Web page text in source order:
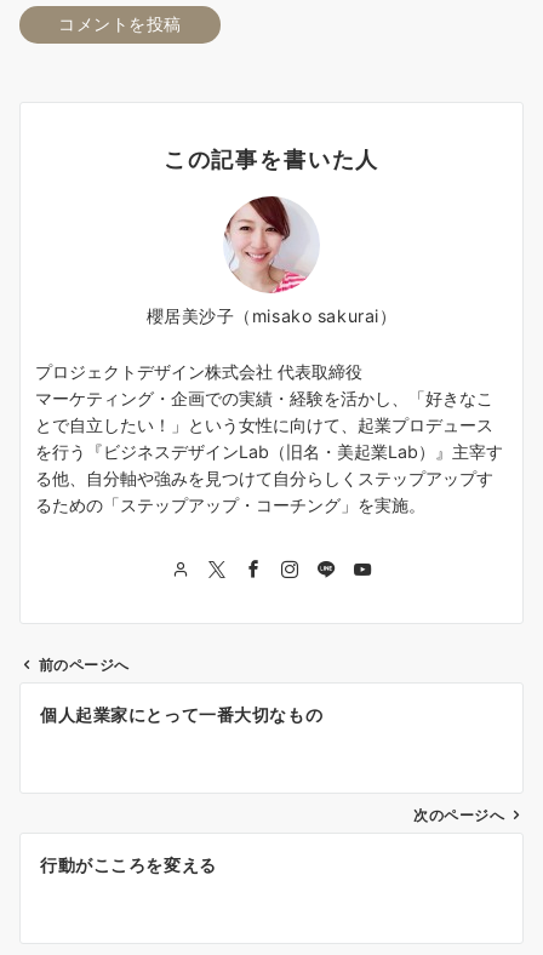
この記事を書いた人
櫻居美沙子（misako sakurai）
プロジェクトデザイン株式会社 代表取締役
マーケティング・企画での実績・経験を活かし、「好きなこ
とで自立したい！」という女性に向けて、起業プロデュース
を行う『ビジネスデザインLab（旧名・美起業Lab）』主宰す
る他、自分軸や強みを見つけて自分らしくステップアップす
るための「ステップアップ・コーチング」を実施。
投
ナ
ビ
ゲ
前のページへ
個人起業家にとって一番大切なもの
次のページへ
行動がこころを変える